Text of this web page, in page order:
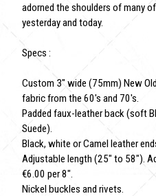
adorned the shoulders of many
yesterday and today.
Specs :
Custom 3" wide (75mm) New
fabric from the 60's and 70's.
Padded faux-leather back (soft
Suede).
Black, white or Camel leather
Adjustable length (25" to 58").
€6.00 per 8".
Nickel buckles and rivets.